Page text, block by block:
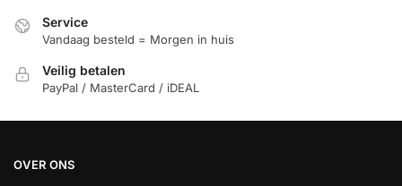
Service
Vandaag besteld = Morgen in huis
Veilig betalen
PayPal / MasterCard / iDEAL
OVER ONS